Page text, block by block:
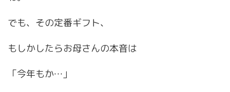
でも、その定番ギフト、
もしかしたらお母さんの本音は
「今年もか…」